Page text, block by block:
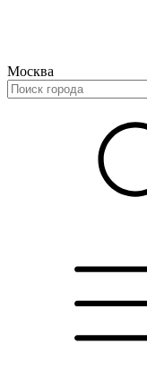
Москва